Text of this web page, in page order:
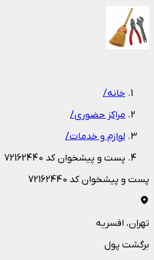
خانه/
مراکز حضوری/
لوازم و خدمات/
پست و پیشخوان کد 72162440
پست و پیشخوان کد 72162440
تهران، افسریه
برگشت پول